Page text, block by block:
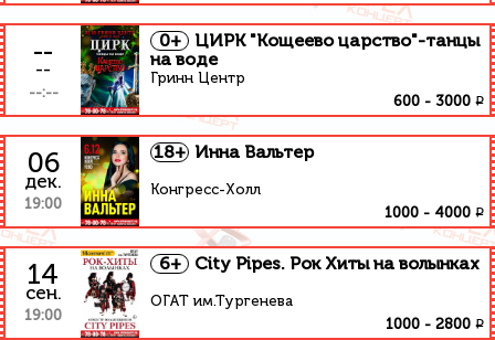
--
--
--:--
0+
ЦИРК "Кощеево царство"-танцы
на воде
Гринн Центр
600 - 3000 ₽
06
дек.
19:00
18+ Инна Вальтер
Конгресс-Холл
1000 - 4000 ₽
14
сен.
19:00
6+ City Pipes. Рок Хиты на волынках
ОГАТ им.Тургенева
1000 - 2800 ₽